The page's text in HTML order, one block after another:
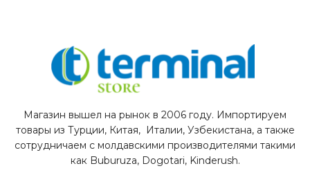
Магазин вышел на рынок в 2006 году. Импортируем
товары из Турции, Китая, Италии, Узбекистана, а также
сотрудничаем с молдавскими производителями такими
как Buburuza, Dogotari, Kinderush.